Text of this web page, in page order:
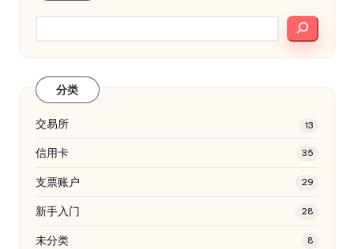
分类
交易所 13
信用卡 35
支票账户 29
新手入门 28
未分类 8